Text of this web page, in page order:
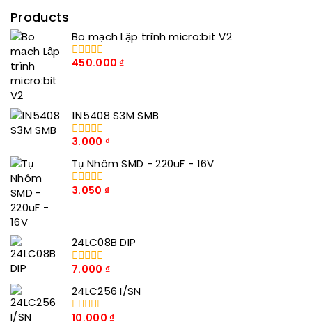
Products
Bo mạch Lập trình micro:bit V2
0
450.000₫
1N5408 S3M SMB
0
số
5
3.000 ₫
Tụ Nhôm SMD - 220uF - 16V
0
3.050 ₫
24LC08B DIP
0
số
5
7.000 ₫
24LC256 I/SN
0
10.000₫